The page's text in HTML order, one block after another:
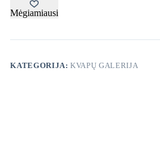
Mėgiamiausi
KATEGORIJA:KVAPŲ GALERIJA